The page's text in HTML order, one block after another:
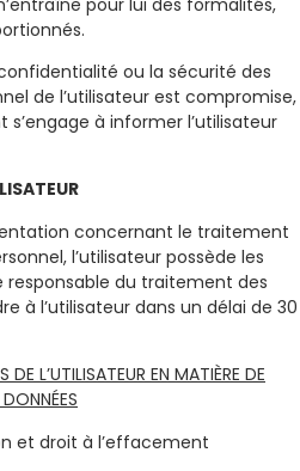
ou la sécurité des
de l’utilisateur est compromise,
à informer l’utilisateur
concernant le traitement
l’utilisateur possède les
responsable du traitement des
à l’utilisateur dans un délai de 30
L’UTILISATEUR EN MATIÈRE DE
et droit à l’effacement